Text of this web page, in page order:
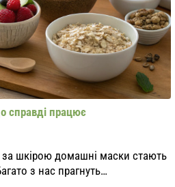
справді працює
за шкірою домашні маски стають
з нас прагнуть